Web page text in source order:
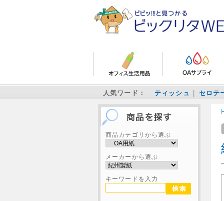
人気ワード： ティッシュ セロテ
商品カテゴリから選ぶ
メーカーから選ぶ
キーワードを入力